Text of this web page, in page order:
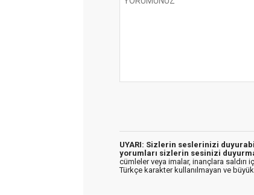
UYARI: Sizlerin seslerinizi
yorumları sizlerin sesinizi
cümleler veya imalar, inançlara saldırı
Türkçe karakter kullanılmayan ve